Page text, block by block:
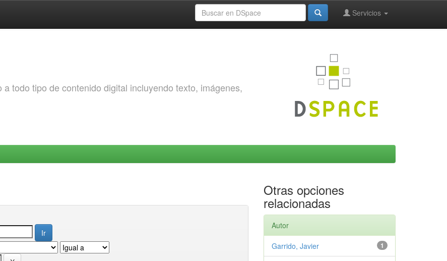
Servicios
todo tipo de contenido digital incluyendo texto, imágenes,
Otras opciones
relacionadas
Autor
1
Garrido, Javier